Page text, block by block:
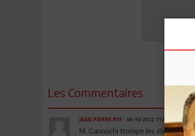
Les Commentaires
JEAN PIERRE RYF- 06-10-2012 11:07
M. Ganouchi trompe les électeurs